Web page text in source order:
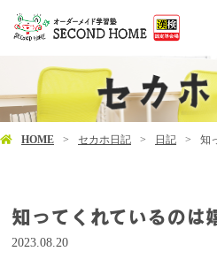
HOME セカホ日記 日記 知
知ってくれているのは
2023.08.20